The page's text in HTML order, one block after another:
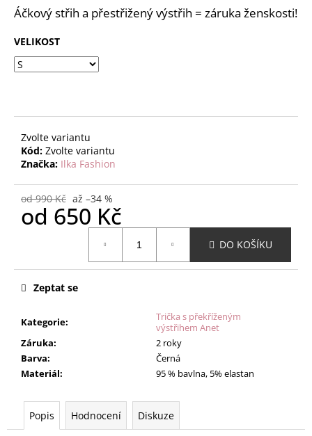
z
5
Áčkový střih a přestřižený výstřih = záruka ženskosti!
VELIKOST
Zvolte variantu
Kód: Zvolte variantu
Značka: Ilka Fashion
od 990 Kč až –34 %
od 650 Kč
DO KOŠÍKU
Kategorie:
Trička s překříženým
výstřihem Anet
Záruka:
2 roky
Barva:
Černá
Materiál: 95 % bavlna, 5% elastan
Zeptat se
Popis Hodnocení Diskuze
u
e
m